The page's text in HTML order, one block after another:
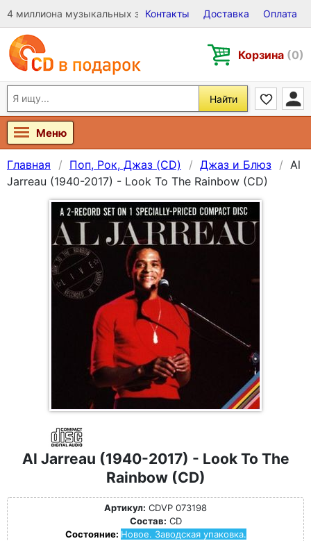
4 миллиона музыкальных записей на Виниле, CD и DVD
Контакты Доставка Оплата
Корзина (0)
Найти
Меню
Главная Поп, Рок, Джаз (CD) Джаз и Блюз
Al
Jarreau (1940-2017) - Look To The Rainbow (CD)
Al Jarreau (1940-2017) - Look To The
Rainbow (CD)
Артикул: CDVP 073198
Состав: CD
Состояние: Новое. Заводская упаковка.